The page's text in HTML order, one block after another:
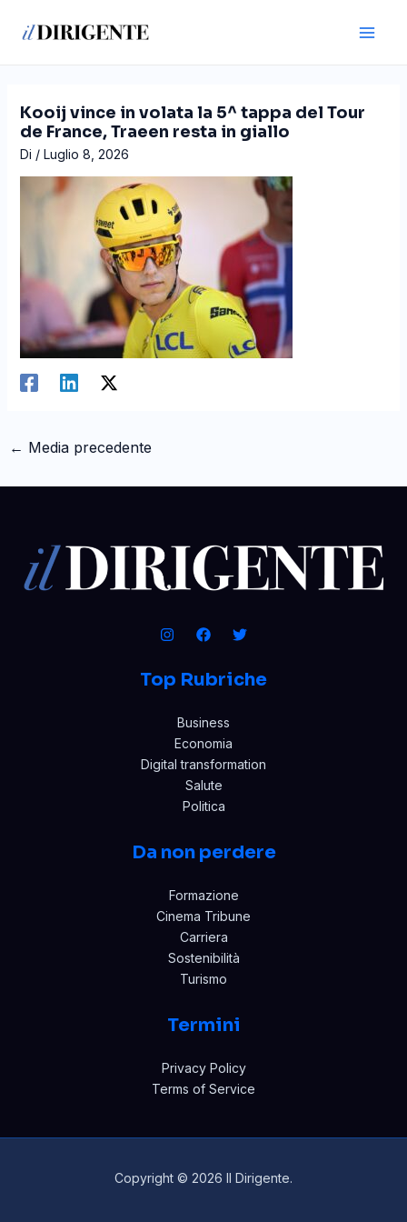
Kooij vince in volata la 5^ tappa del Tour
de France, Traeen resta in giallo
Di / Luglio 8, 2026
articoli
← Media precedente
Top Rubriche
Business
Economia
Digital transformation
Salute
Politica
Da non perdere
Formazione
Cinema Tribune
Carriera
Sostenibilità
Turismo
Termini
Privacy Policy
Terms of Service
Copyright © 2026 Il Dirigente.